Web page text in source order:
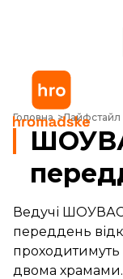
Головна Лайфстайл
ШОУВАСШОУ | Головна
Ведучі
переддень
проходитимуть
двома храмами.